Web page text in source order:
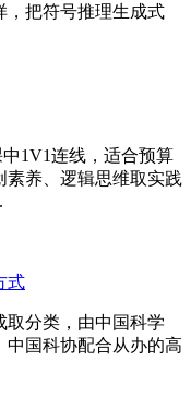
，把符号推理生成式
1V1连线，适合预算
养、逻辑思维取实践
式
取分类，由中国科学
中国科协配合从办的高